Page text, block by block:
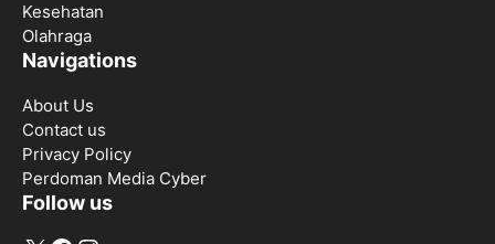
Kesehatan
Olahraga
Navigations
About Us
Contact us
Privacy Policy
Perdoman Media Cyber
Follow us